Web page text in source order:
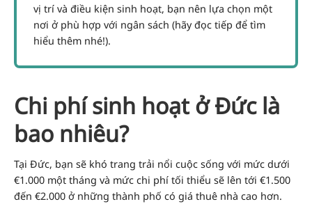
vị trí và điều kiện sinh hoạt, bạn nên lựa chọn một
nơi ở phù hợp với ngân sách (hãy đọc tiếp để tìm
hiểu thêm nhé!).
Chi phí sinh hoạt ở Đức là
bao nhiêu?
Tại Đức, bạn sẽ khó trang trải nổi cuộc sống với mức dưới
€1.000 một tháng và mức chi phí tối thiểu sẽ lên tới €1.500
đến €2.000 ở những thành phố có giá thuê nhà cao hơn.